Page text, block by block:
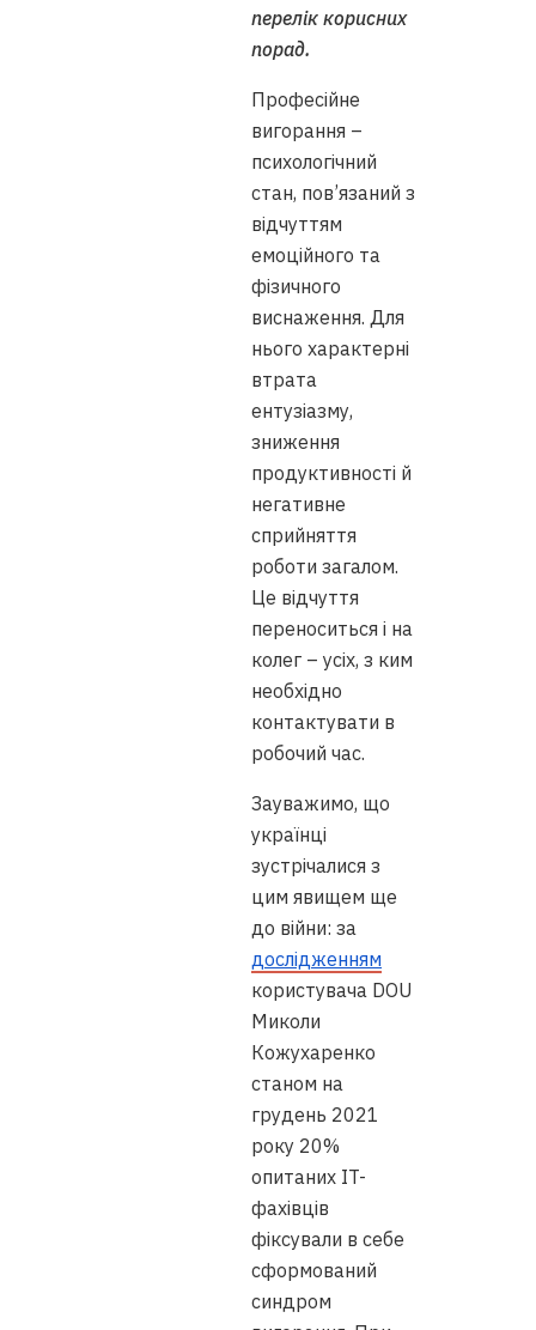
перелік корисних
порад.
Професійне
вигорання –
психологічний
стан, пов’язаний з
відчуттям
емоційного та
фізичного
виснаження. Для
нього характерні
втрата
ентузіазму,
зниження
продуктивності й
негативне
сприйняття
роботи загалом.
Це відчуття
переноситься і на
колег – усіх, з ким
необхідно
контактувати в
робочий час.
Зауважимо, що
українці
зустрічалися з
цим явищем ще
до війни: за
дослідженням
користувача DOU
Миколи
Кожухаренко
станом на
грудень 2021
року 20%
опитаних IT-
фахівців
фіксували в себе
сформований
синдром